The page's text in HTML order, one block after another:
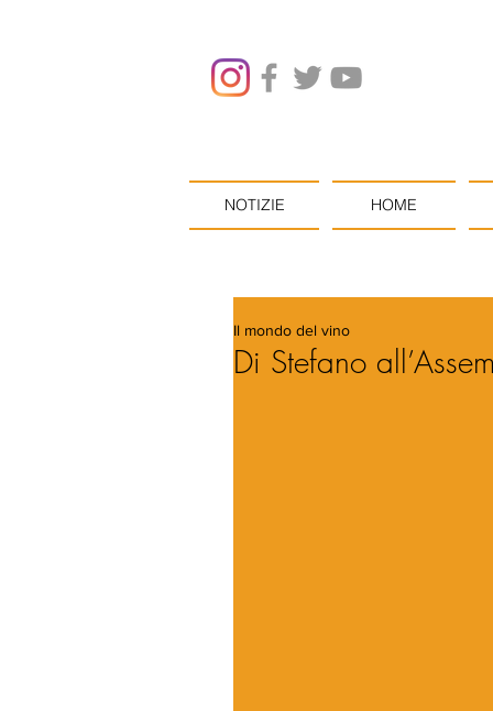
NOTIZIE HOME
Di Stefano
Il mondo del vino